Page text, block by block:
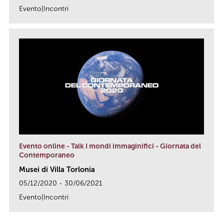
Evento|Incontri
Evento online - Talk I mondi immaginifici - Giornata del
Contemporaneo
Musei di Villa Torlonia
05/12/2020 - 30/06/2021
Evento|Incontri